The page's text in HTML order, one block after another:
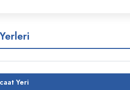
Yeri